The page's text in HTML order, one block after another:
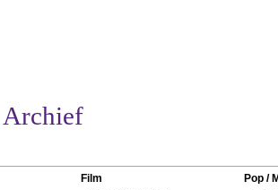
Film
Pop /